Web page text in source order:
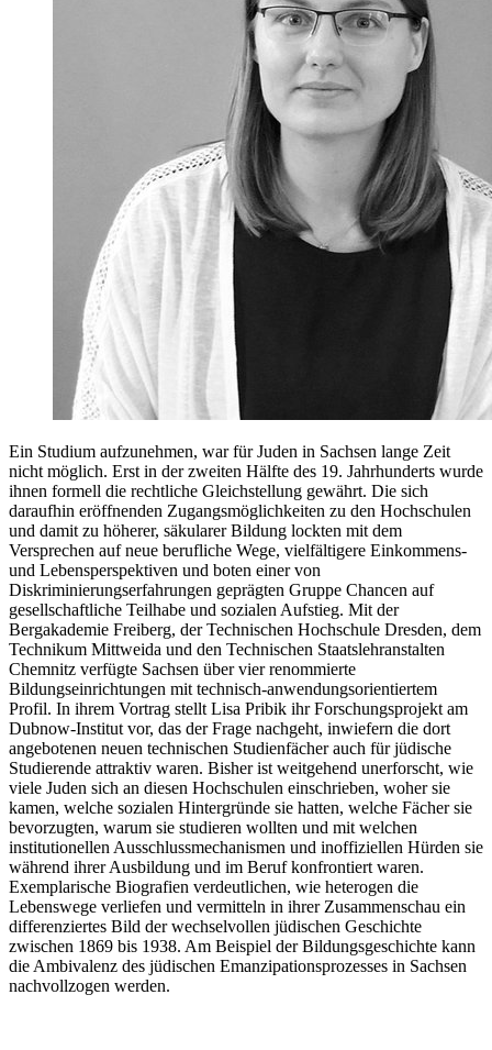
Ein Studium aufzunehmen, war für Juden in Sachsen lange Zeit
nicht möglich. Erst in der zweiten Hälfte des 19. Jahrhunderts wurde
ihnen formell die rechtliche Gleichstellung gewährt. Die sich
daraufhin eröffnenden Zugangsmöglichkeiten zu den Hochschulen
und damit zu höherer, säkularer Bildung lockten mit dem
Versprechen auf neue berufliche Wege, vielfältigere Einkommens-
und Lebensperspektiven und boten einer von
Diskriminierungserfahrungen geprägten Gruppe Chancen auf
gesellschaftliche Teilhabe und sozialen Aufstieg. Mit der
Bergakademie Freiberg, der Technischen Hochschule Dresden, dem
Technikum Mittweida und den Technischen Staatslehranstalten
Chemnitz verfügte Sachsen über vier renommierte
Bildungseinrichtungen mit technisch-anwendungsorientiertem
Profil. In ihrem Vortrag stellt Lisa Pribik ihr Forschungsprojekt am
Dubnow-Institut vor, das der Frage nachgeht, inwiefern die dort
angebotenen neuen technischen Studienfächer auch für jüdische
Studierende attraktiv waren. Bisher ist weitgehend unerforscht, wie
viele Juden sich an diesen Hochschulen einschrieben, woher sie
kamen, welche sozialen Hintergründe sie hatten, welche Fächer sie
bevorzugten, warum sie studieren wollten und mit welchen
institutionellen Ausschlussmechanismen und inoffiziellen Hürden sie
während ihrer Ausbildung und im Beruf konfrontiert waren.
Exemplarische Biografien verdeutlichen, wie heterogen die
Lebenswege verliefen und vermitteln in ihrer Zusammenschau ein
differenziertes Bild der wechselvollen jüdischen Geschichte
zwischen 1869 bis 1938. Am Beispiel der Bildungsgeschichte kann
die Ambivalenz des jüdischen Emanzipationsprozesses in Sachsen
nachvollzogen werden.